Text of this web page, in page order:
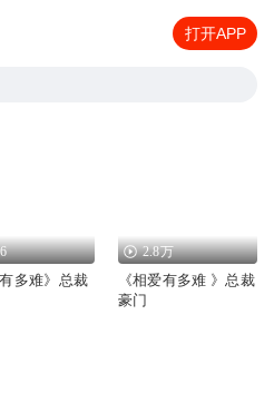
打开APP
有多难》总裁
2.8万
《相爱有多难 》总裁
豪门